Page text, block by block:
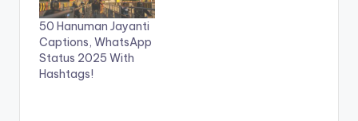
50 Hanuman Jayanti
Captions, WhatsApp
Status 2025 With
Hashtags!